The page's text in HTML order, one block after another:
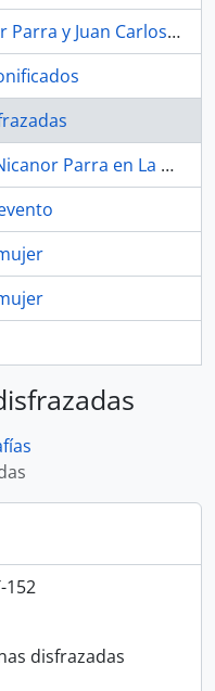
y Juan Carlos Edwards
Parra en La Reina
152
disfrazadas